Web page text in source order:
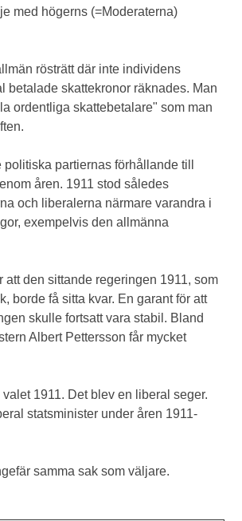
med högerns (=Moderaterna)
rösträtt där inte individens
betalade skattekronor räknades. Man
ordentliga skattebetalare" som man
partiernas förhållande till
åren. 1911 stod således
och liberalerna närmare varandra i
exempelvis den allmänna
att den sittande regeringen 1911, som
borde få sitta kvar. En garant för att
skulle fortsatt vara stabil. Bland
Albert Pettersson får mycket
1911. Det blev en liberal seger.
statsminister under åren 1911-
samma sak som väljare.